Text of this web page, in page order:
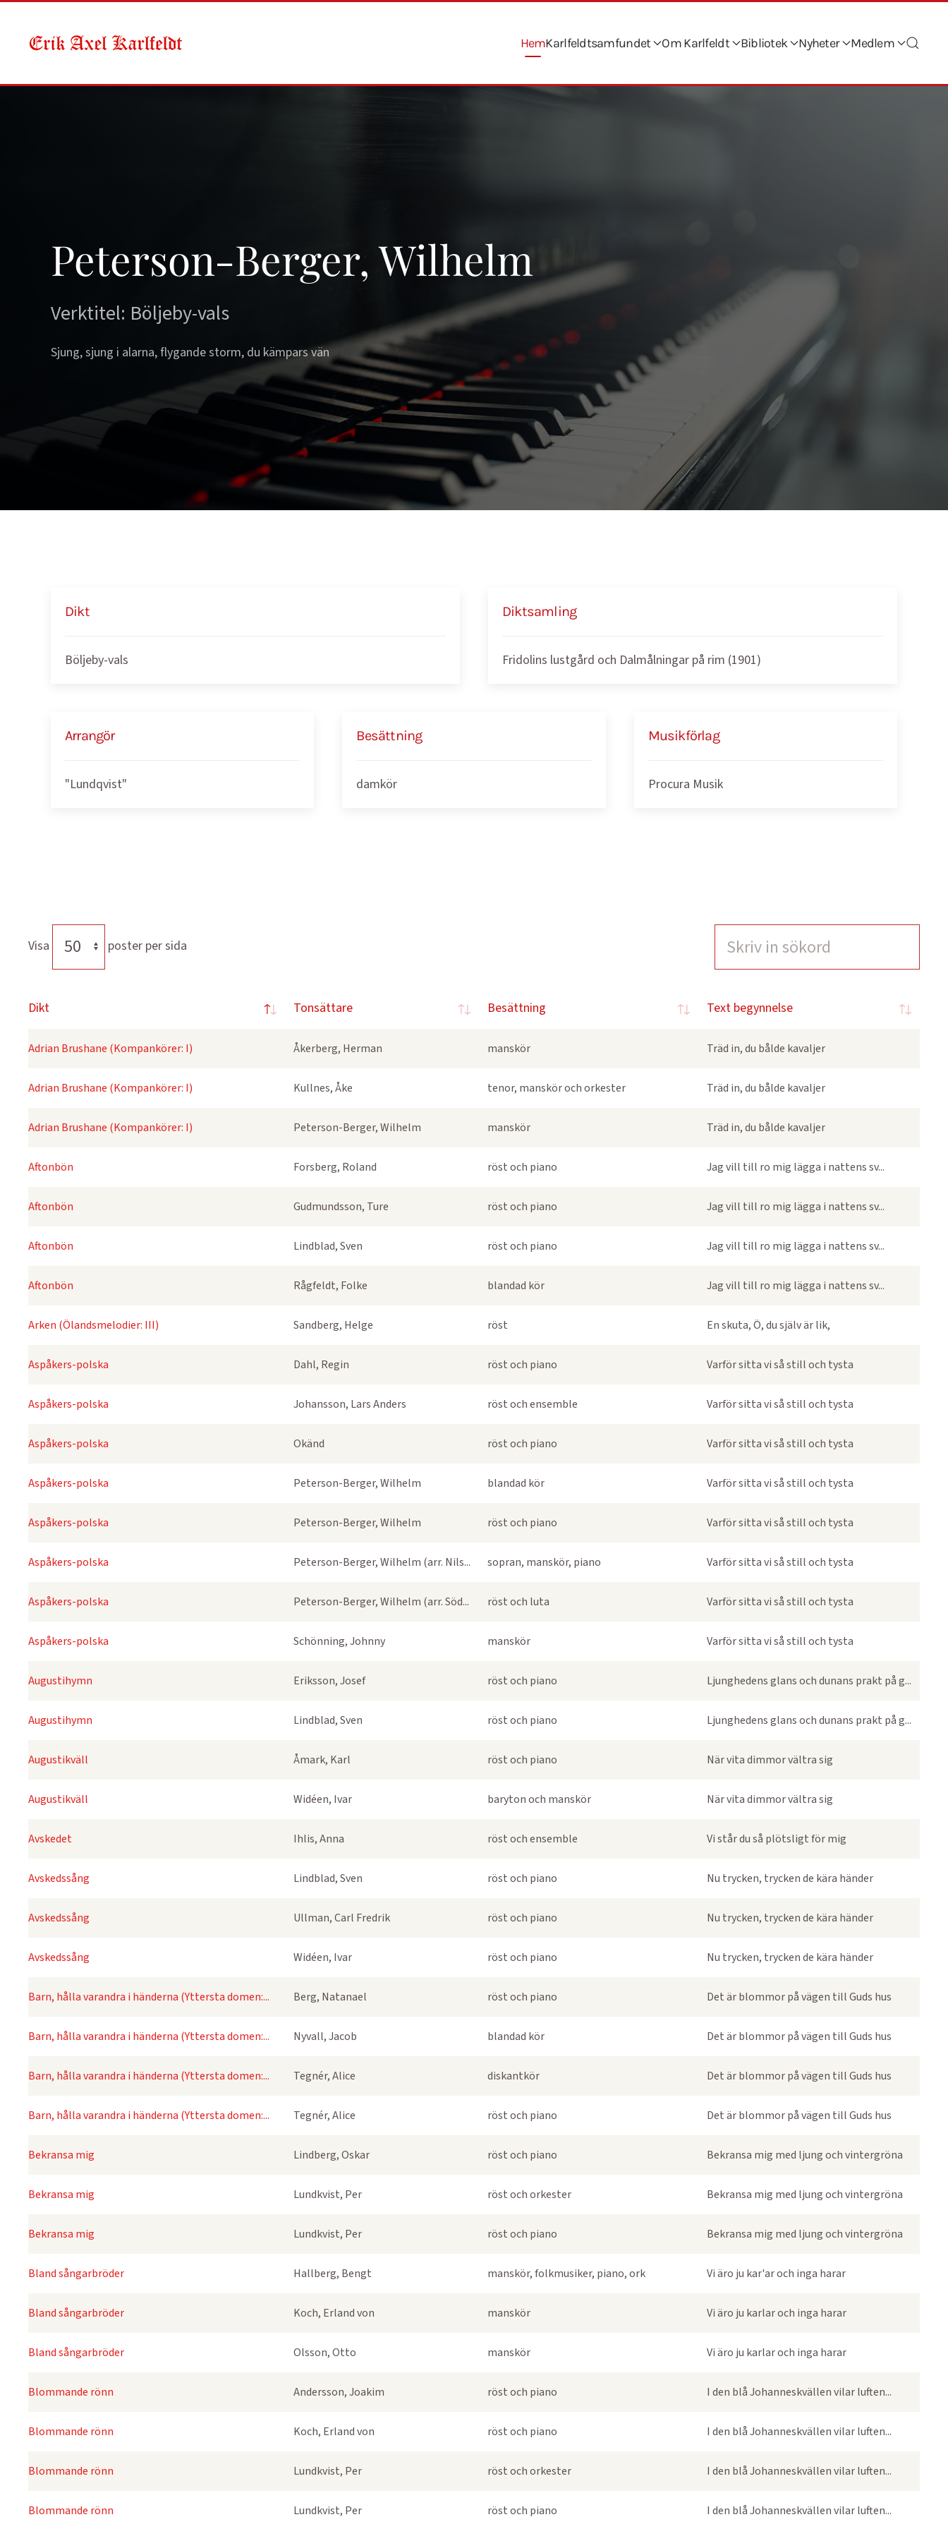
Skip to main content HemKarlfeldtsamfundet Om Karlfeldt Bibliotek Nyheter Medlem
Peterson-Berger, Wilhelm
Verktitel: Böljeby-vals
Sjung, sjung i alarna, flygande storm, du kämpars vän
Dikt
Böljeby-vals
Diktsamling
Fridolins lustgård och Dalmålningar på rim (1901)
Arrangör
"Lundqvist"
Besättning
damkör
Musikförlag
Procura Musik
Visa poster per sida
Dikt Tonsättare Besättning Text begynnelse
Adrian Brushane (Kompankörer: I) Åkerberg, Herman manskör Träd in, du bålde kavaljer
Adrian Brushane (Kompankörer: I) Kullnes, Åke tenor, manskör och orkester Träd in, du bålde kavaljer
Adrian Brushane (Kompankörer: I) Peterson-Berger, Wilhelm manskör Träd in, du bålde kavaljer
Aftonbön Forsberg, Roland röst och piano Jag vill till ro mig lägga i nattens sv...
Aftonbön Gudmundsson, Ture röst och piano Jag vill till ro mig lägga i nattens sv...
Aftonbön Lindblad, Sven röst och piano Jag vill till ro mig lägga i nattens sv...
Aftonbön Rågfeldt, Folke blandad kör Jag vill till ro mig lägga i nattens sv...
Arken (Ölandsmelodier: III) Sandberg, Helge röst En skuta, Ö, du själv är lik,
Aspåkers-polska Dahl, Regin röst och piano Varför sitta vi så still och tysta
Aspåkers-polska Johansson, Lars Anders röst och ensemble Varför sitta vi så still och tysta
Aspåkers-polska Okänd röst och piano Varför sitta vi så still och tysta
Aspåkers-polska Peterson-Berger, Wilhelm blandad kör Varför sitta vi så still och tysta
Aspåkers-polska Peterson-Berger, Wilhelm röst och piano Varför sitta vi så still och tysta
Aspåkers-polska Peterson-Berger, Wilhelm (arr. Nils... sopran, manskör, piano Varför sitta vi så still och tysta
Aspåkers-polska Peterson-Berger, Wilhelm (arr. Söd... röst och luta Varför sitta vi så still och tysta
Aspåkers-polska Schönning, Johnny manskör Varför sitta vi så still och tysta
Augustihymn Eriksson, Josef röst och piano Ljunghedens glans och dunans prakt på g...
Augustihymn Lindblad, Sven röst och piano Ljunghedens glans och dunans prakt på g...
Augustikväll Åmark, Karl röst och piano När vita dimmor vältra sig
Augustikväll Widéen, Ivar baryton och manskör När vita dimmor vältra sig
Avskedet Ihlis, Anna röst och ensemble Vi står du så plötsligt för mig
Avskedssång Lindblad, Sven röst och piano Nu trycken, trycken de kära händer
Avskedssång Ullman, Carl Fredrik röst och piano Nu trycken, trycken de kära händer
Avskedssång Widéen, Ivar röst och piano Nu trycken, trycken de kära händer
Barn, hålla varandra i händerna (Yttersta domen:... Berg, Natanael röst och piano Det är blommor på vägen till Guds hus
Barn, hålla varandra i händerna (Yttersta domen:... Nyvall, Jacob blandad kör Det är blommor på vägen till Guds hus
Barn, hålla varandra i händerna (Yttersta domen:... Tegnér, Alice diskantkör Det är blommor på vägen till Guds hus
Barn, hålla varandra i händerna (Yttersta domen:... Tegnér, Alice röst och piano Det är blommor på vägen till Guds hus
Bekransa mig Lindberg, Oskar röst och piano Bekransa mig med ljung och vintergröna
Bekransa mig Lundkvist, Per röst och orkester Bekransa mig med ljung och vintergröna
Bekransa mig Lundkvist, Per röst och piano Bekransa mig med ljung och vintergröna
Bland sångarbröder Hallberg, Bengt manskör, folkmusiker, piano, ork Vi äro ju kar'ar och inga harar
Bland sångarbröder Koch, Erland von manskör Vi äro ju karlar och inga harar
Bland sångarbröder Olsson, Otto manskör Vi äro ju karlar och inga harar
Blommande rönn Andersson, Joakim röst och piano I den blå Johanneskvällen vilar luften...
Blommande rönn Koch, Erland von röst och piano I den blå Johanneskvällen vilar luften...
Blommande rönn Lundkvist, Per röst och orkester I den blå Johanneskvällen vilar luften...
Blommande rönn Lundkvist, Per röst och piano I den blå Johanneskvällen vilar luften...